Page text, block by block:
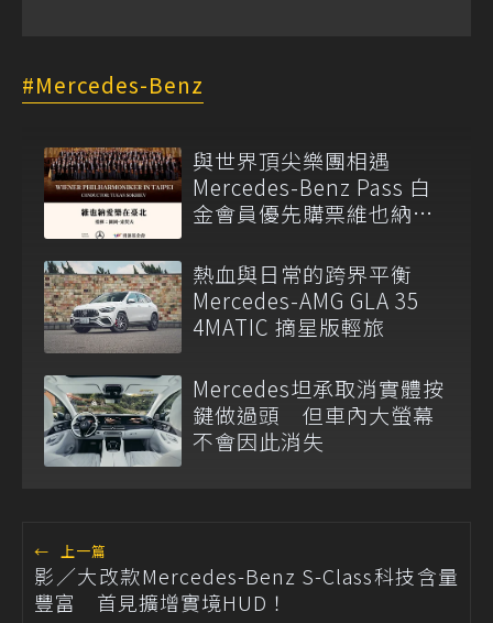
Mercedes-Benz
與世界頂尖樂團相遇
Mercedes-Benz Pass 白
金會員優先購票維也納愛
熱血與日常的跨界平衡
Mercedes-AMG GLA 35
4MATIC 摘星版輕旅
Mercedes坦承取消實體按
鍵做過頭 但車內大螢幕
不會因此消失
← 上一篇
影／大改款Mercedes-Benz S-Class科技含量
豐富 首見擴增實境HUD！